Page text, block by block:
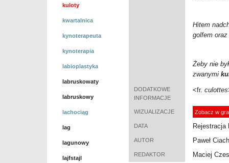
kuloty
kwartalnica
kynoterapeuta
kynoterapia
labioplastyka
labruskowaty
labruskowy
lachociąg
lag
lagunowy
lajfstajl
Hitem
golfem
Żeby nie
zwanymi
DODATKOWE
INFORMACJE
<fr. culottes
WIZUALIZACJE Zobacz w
DATA Rejestracja
AUTOR Paweł Ciach
REDAKTOR Maciej